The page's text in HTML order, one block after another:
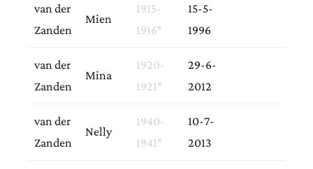
van der
Zanden
Mien
1915-
1916*
15-5-
1996
van der
Zanden
Mina
1920-
1921*
29-6-
2012
van der
Zanden
Nelly
1940-
1941*
10-7-
2013